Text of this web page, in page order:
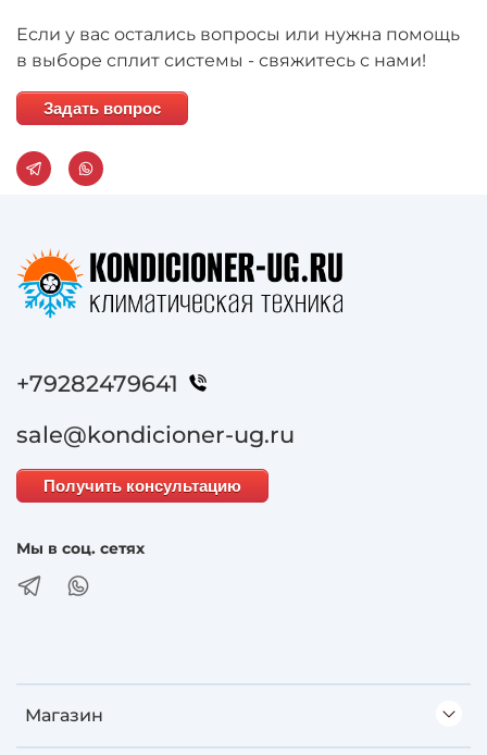
Если у вас остались вопросы или нужна помощь
в выборе сплит системы - свяжитесь с нами!
Задать вопрос
Магазин
+79282479641
sale@kondicioner-ug.ru
Получить консультацию
Мы в соц. сетях